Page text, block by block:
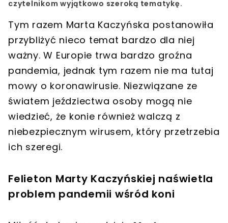
czytelnikom wyjątkowo szeroką tematykę.
Tym razem Marta Kaczyńska postanowiła
przybliżyć nieco temat bardzo dla niej
ważny. W Europie trwa bardzo groźna
pandemia, jednak tym razem nie ma tutaj
mowy o koronawirusie. Niezwiązane ze
światem jeździectwa osoby mogą nie
wiedzieć, że konie również walczą z
niebezpiecznym wirusem, który przetrzebia
ich szeregi.
Felieton Marty Kaczyńskiej naświetla
problem pandemii wśród koni